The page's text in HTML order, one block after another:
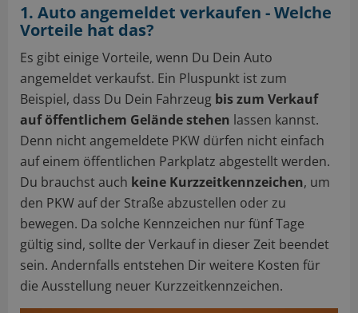
1. Auto angemeldet verkaufen - Welche
Vorteile hat das?
Es gibt einige Vorteile, wenn Du Dein Auto
angemeldet verkaufst. Ein Pluspunkt ist zum
Beispiel, dass Du Dein Fahrzeug bis zum Verkauf
auf öffentlichem Gelände stehen lassen kannst.
Denn nicht angemeldete PKW dürfen nicht einfach
auf einem öffentlichen Parkplatz abgestellt werden.
Du brauchst auch keine Kurzzeitkennzeichen, um
den PKW auf der Straße abzustellen oder zu
bewegen. Da solche Kennzeichen nur fünf Tage
gültig sind, sollte der Verkauf in dieser Zeit beendet
sein. Andernfalls entstehen Dir weitere Kosten für
die Ausstellung neuer Kurzzeitkennzeichen.